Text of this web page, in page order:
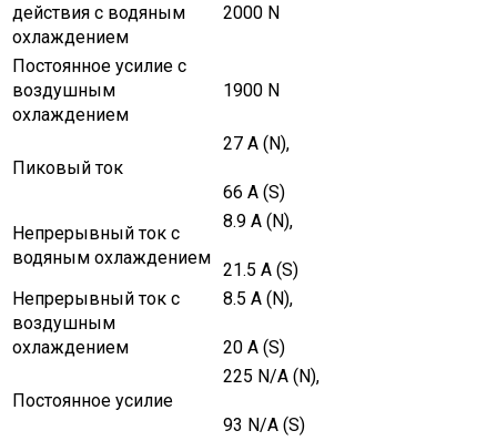
действия с водяным
охлаждением
2000 N
Постоянное усилие с
воздушным
охлаждением
1900 N
Пиковый ток
27 A (N),
66 A (S)
Непрерывный ток с
водяным охлаждением
8.9 A (N),
21.5 A (S)
Непрерывный ток с
воздушным
охлаждением
8.5 A (N),
20 A (S)
Постоянное усилие
225 N/A (N),
93 N/A (S)